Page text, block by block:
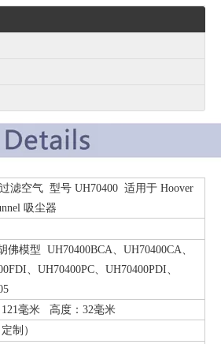
滤空气 型号 UH70400 适用于 Hoover
吸尘器
佛模型 UH70400BCA、UH70400CA、
、UH70400PC、UH70400PDI、
毫米 高度：32毫米
制）